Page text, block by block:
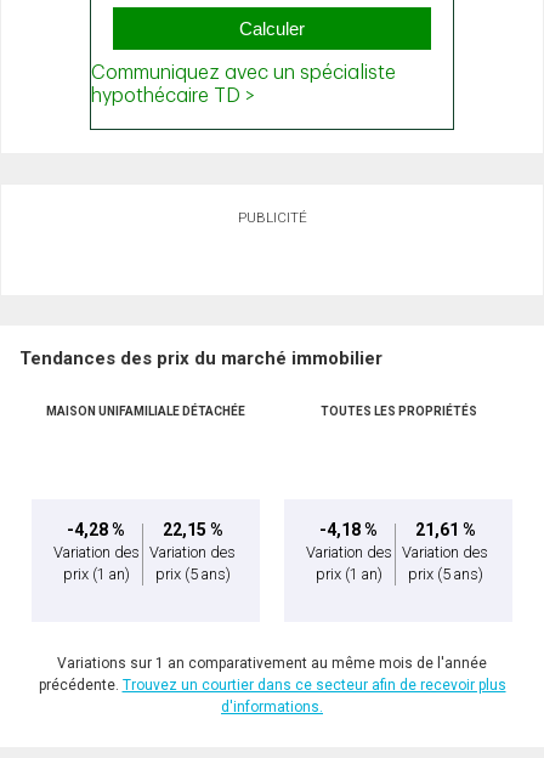
PUBLICITÉ
Tendances des prix du marché immobilier
MAISON UNIFAMILIALE DÉTACHÉE
-4,28 %
Variation des
prix (1 an)
22,15 %
Variation des
prix (5 ans)
TOUTES LES PROPRIÉTÉS
-4,18 %
Variation des
prix (1 an)
21,61 %
Variation des
prix (5 ans)
Variations sur 1 an comparativement au même mois de l'année
précédente. Trouvez un courtier dans ce secteur afin de recevoir plus
d'informations.